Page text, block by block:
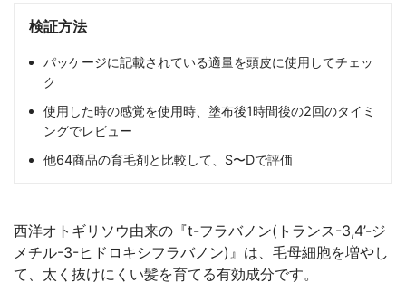
検証方法
パッケージに記載されている適量を頭皮に使用してチェッ
ク
使用した時の感覚を使用時、塗布後1時間後の2回のタイミ
ングでレビュー
他64商品の育毛剤と比較して、S〜Dで評価
西洋オトギリソウ由来の『t-フラバノン(トランス-3,4’-ジ
メチル-3-ヒドロキシフラバノン)』は、毛母細胞を増やし
て、太く抜けにくい髪を育てる有効成分です。